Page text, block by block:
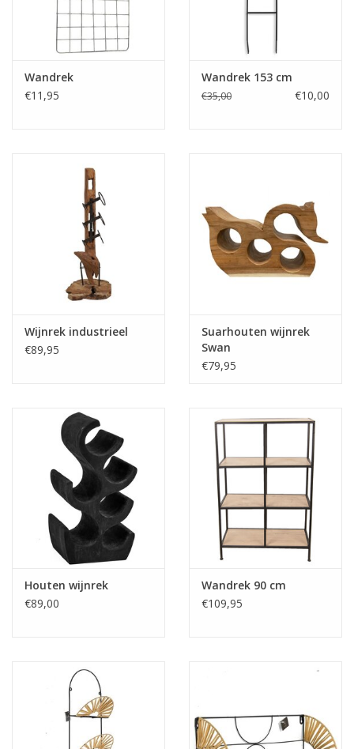
Wandrek
€11,95
Wandrek 153 cm
€35,00 €10,00
Wijnrek industrieel
€89,95
Suarhouten wijnrek
Swan
€79,95
Houten wijnrek
€89,00
Wandrek 90 cm
€109,95